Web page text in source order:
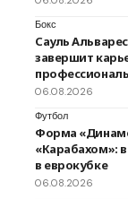
Бокс
Сауль
завершит
06.08.2026
Футбол
Форма
«Карабахом»:
в еврокубке
06.08.2026